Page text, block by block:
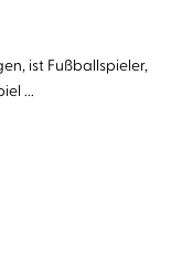
ist Fußballspieler,
...